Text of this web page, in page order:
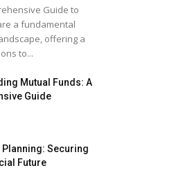
Guide to
a fundamental
offering a
to...
Mutual Funds: A
Guide
Planning: Securing
Future